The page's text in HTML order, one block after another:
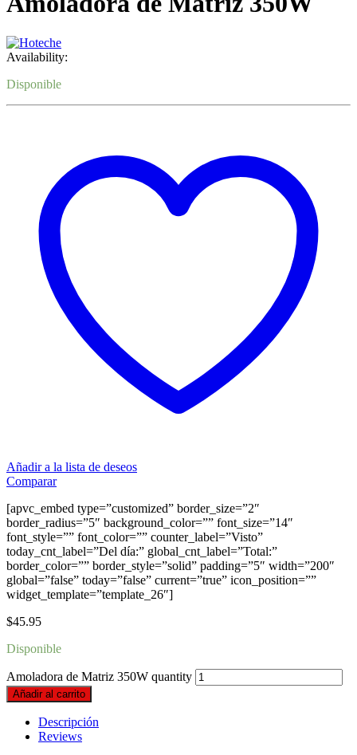
Availability:
Disponible
Añadir a la lista de deseos
Comparar
[apvc_embed type=”customized” border_size=”2″
border_radius=”5″ background_color=”” font_size=”14″
font_style=”” font_color=”” counter_label=”Visto”
today_cnt_label=”Del día:” global_cnt_label=”Total:”
border_color=”” border_style=”solid” padding=”5″ width=”200″
global=”false” today=”false” current=”true” icon_position=””
widget_template=”template_26″]
$45.95
Disponible
Amoladora de Matriz 350W quantity
Añadir al carrito
Descripción
Reviews